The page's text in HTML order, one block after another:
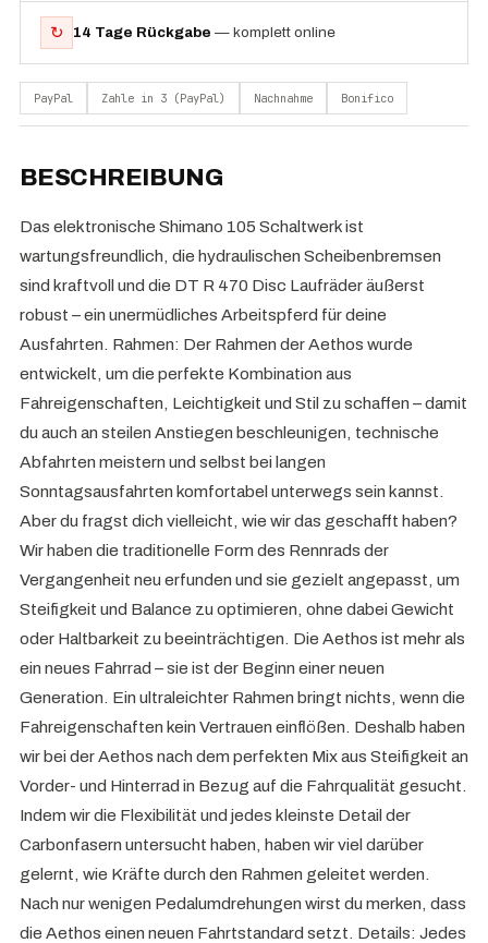
↻ 14 Tage Rückgabe — komplett online
PayPal Zahle in 3 (PayPal) Nachnahme Bonifico
BESCHREIBUNG
Das elektronische Shimano 105 Schaltwerk ist
wartungsfreundlich, die hydraulischen Scheibenbremsen
sind kraftvoll und die DT R 470 Disc Laufräder äußerst
robust – ein unermüdliches Arbeitspferd für deine
Ausfahrten. Rahmen: Der Rahmen der Aethos wurde
entwickelt, um die perfekte Kombination aus
Fahreigenschaften, Leichtigkeit und Stil zu schaffen – damit
du auch an steilen Anstiegen beschleunigen, technische
Abfahrten meistern und selbst bei langen
Sonntagsausfahrten komfortabel unterwegs sein kannst.
Aber du fragst dich vielleicht, wie wir das geschafft haben?
Wir haben die traditionelle Form des Rennrads der
Vergangenheit neu erfunden und sie gezielt angepasst, um
Steifigkeit und Balance zu optimieren, ohne dabei Gewicht
oder Haltbarkeit zu beeinträchtigen. Die Aethos ist mehr als
ein neues Fahrrad – sie ist der Beginn einer neuen
Generation. Ein ultraleichter Rahmen bringt nichts, wenn die
Fahreigenschaften kein Vertrauen einflößen. Deshalb haben
wir bei der Aethos nach dem perfekten Mix aus Steifigkeit an
Vorder- und Hinterrad in Bezug auf die Fahrqualität gesucht.
Indem wir die Flexibilität und jedes kleinste Detail der
Carbonfasern untersucht haben, haben wir viel darüber
gelernt, wie Kräfte durch den Rahmen geleitet werden.
Nach nur wenigen Pedalumdrehungen wirst du merken, dass
die Aethos einen neuen Fahrtstandard setzt. Details: Jedes